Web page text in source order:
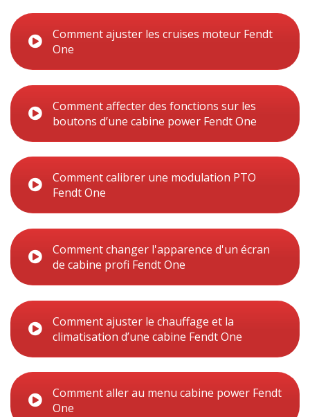
Comment ajuster les cruises moteur Fendt
One
Comment affecter des fonctions sur les
boutons d’une cabine power Fendt One
Comment calibrer une modulation PTO
Fendt One
Comment changer l'apparence d'un écran
de cabine profi Fendt One
Comment ajuster le chauffage et la
climatisation d’une cabine Fendt One
Comment aller au menu cabine power Fendt
One